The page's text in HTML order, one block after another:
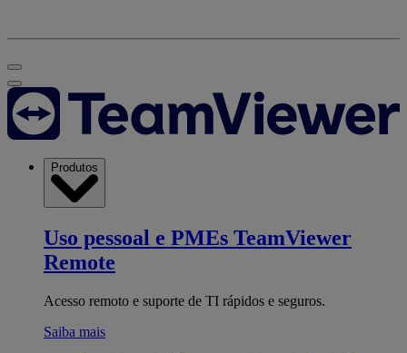
Produtos
Uso pessoal e PMEs TeamViewer
Remote
Acesso remoto e suporte de TI rápidos e seguros.
Saiba mais